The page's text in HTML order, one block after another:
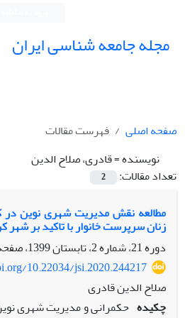
مجله جامعه شناسی ایران
صفحه اصلی
فهرست مقالات
نویسنده =قادری، صلاح الدین
تعداد مقالات:
2
مطالعه نقش مدیریت شهری نوین
زنان سرپرست خانوار با تاکید بر شهر
دوره 21، شماره 2، تابستان 1399، صفحه
10.22034/jsi.2020.244217
صلاح الدین قادری
چکیده حکمرانی و مدیریت شهری